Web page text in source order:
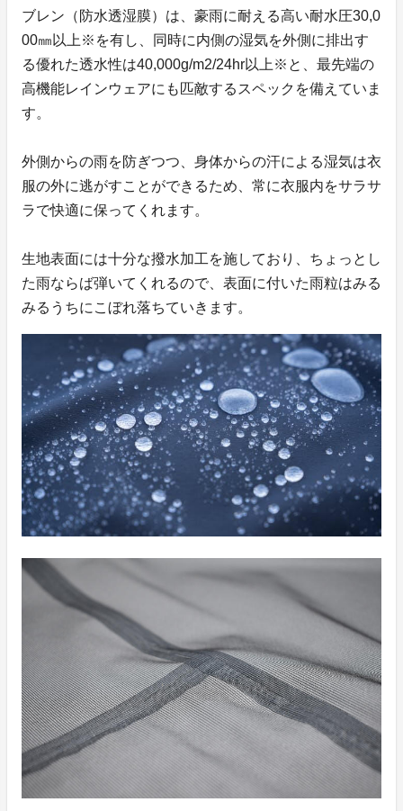
ブレン（防水透湿膜）は、豪雨に耐える高い耐水圧30,0
00㎜以上※を有し、同時に内側の湿気を外側に排出す
る優れた透水性は40,000g/m2/24hr以上※と、最先端の
高機能レインウェアにも匹敵するスペックを備えていま
す。
外側からの雨を防ぎつつ、身体からの汗による湿気は衣
服の外に逃がすことができるため、常に衣服内をサラサ
ラで快適に保ってくれます。
生地表面には十分な撥水加工を施しており、ちょっとし
た雨ならば弾いてくれるので、表面に付いた雨粒はみる
みるうちにこぼれ落ちていきます。